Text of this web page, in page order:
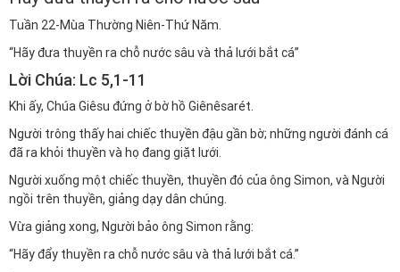
Tuần 22-Mùa Thường Niên-Thứ Năm.
“Hãy đưa thuyền ra chỗ nước sâu và thả lưới bắt cá”
Lời Chúa: Lc 5,1-11
Khi ấy, Chúa Giêsu đứng ở bờ hồ Giênêsarét.
Người trông thấy hai chiếc thuyền đậu gần bờ; những người đánh cá
đã ra khỏi thuyền và họ đang giặt lưới.
Người xuống một chiếc thuyền, thuyền đó của ông Simon, và Người
ngồi trên thuyền, giảng dạy dân chúng.
Vừa giảng xong, Người bảo ông Simon rằng:
“Hãy đẩy thuyền ra chỗ nước sâu và thả lưới bắt cá.”